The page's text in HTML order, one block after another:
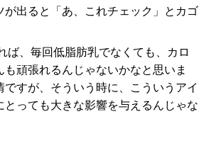
出ると「あ、これチェック」とカゴ
ば、毎回低脂肪乳でなくても、カロ
頑張れるんじゃないかなと思いま
すが、そういう時に、こういうアイ
っても大きな影響を与えるんじゃな